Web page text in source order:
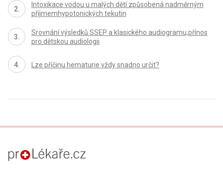
Intoxikace vodou u malých dětí způsobená nadměrným
příjmemhypotonických tekutin
Srovnání výsledků SSEP a klasického audiogramu,přínos
pro dětskou audiologii
Lze příčinu hematurie vždy snadno určit?
proLékaře.cz